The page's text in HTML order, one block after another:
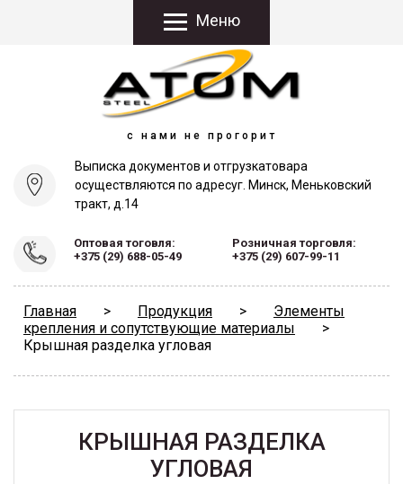
Меню
с нами не прогорит
Выписка документов и отгрузкатовара
осуществляются по адресуг. Минск, Меньковский
тракт, д.14
Оптовая тоговля:
+375 (29) 688-05-49
Розничная торговля:
+375 (29) 607-99-11
Главная > Продукция >
Элементы
крепления и сопутствующие материалы
>
Крышная разделка угловая
КРЫШНАЯ РАЗДЕЛКА
УГЛОВАЯ